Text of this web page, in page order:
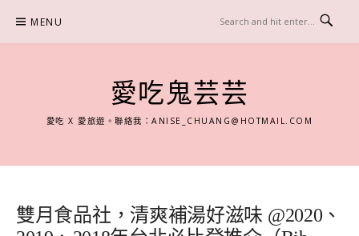
content
MENU
愛吃鬼芸芸
愛吃 X 愛旅遊。聯絡我：ANISE_CHUANG@HOTMAIL.COM
雙月食品社，清爽補湯好滋味 @2020、